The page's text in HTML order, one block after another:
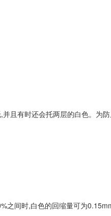
且有时还会托两层的白色。为
间时,白色的回缩量可为